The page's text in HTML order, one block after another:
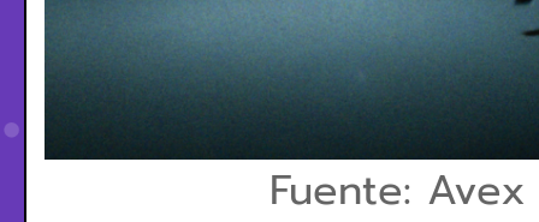
Fuente: